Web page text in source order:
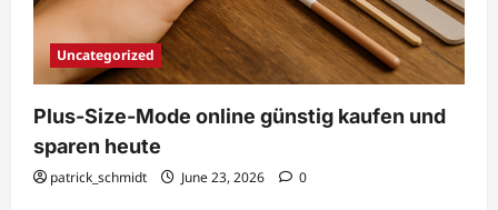
Uncategorized
Plus-Size-Mode online günstig kaufen und
sparen heute
patrick_schmidt June 23, 2026 0